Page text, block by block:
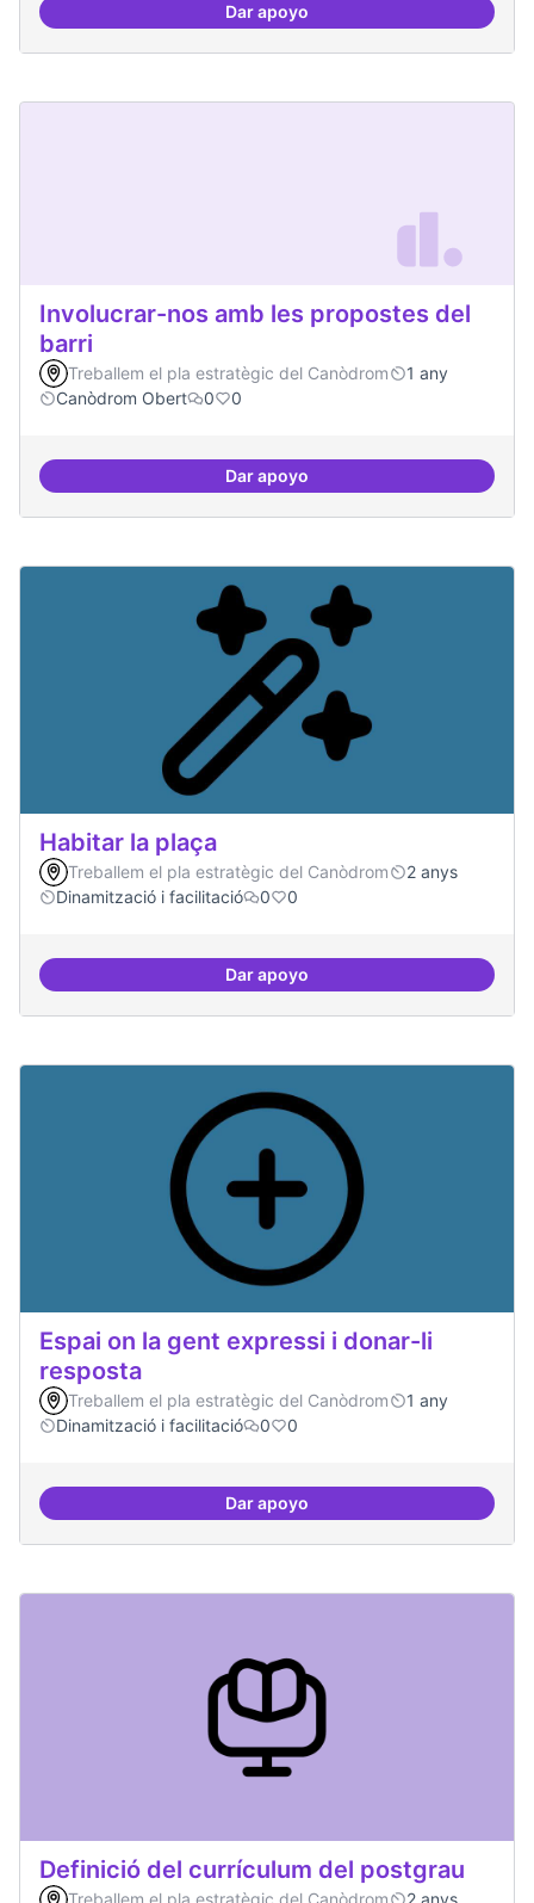
Dar apoyoÀrees de formació definides i
Involucrar-nos amb les propostes del
barri
Treballem el pla estratègic del Canòdrom
1 any
Canòdrom Obert
0 0
Dar apoyoInvolucrar-nos amb les
Habitar la plaça
Treballem el pla estratègic del Canòdrom
2 anys
Dinamització i facilitació
0 0
Dar apoyoHabitar la plaça
Espai on la gent expressi i donar-li
resposta
Treballem el pla estratègic del Canòdrom
1 any
Dinamització i facilitació
0 0
Dar apoyoEspai on la gent expressi i
Definició del currículum del postgrau
Treballem el pla estratègic del Canòdrom 2 anys